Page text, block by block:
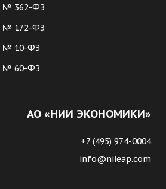
№ 362-ФЗ
№ 172-ФЗ
№ 10-ФЗ
№ 60-ФЗ
АО «НИИ ЭКОНОМИКИ»
+7 (495) 974-0004
info@niieap.com